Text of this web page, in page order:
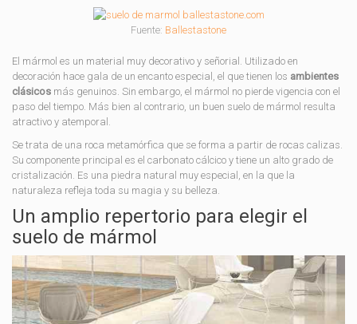
Fuente: Ballestastone
El mármol es un material muy decorativo y señorial. Utilizado en
decoración hace gala de un encanto especial, el que tienen los ambientes
clásicos más genuinos. Sin embargo, el mármol no pierde vigencia con el
paso del tiempo. Más bien al contrario, un buen suelo de mármol resulta
atractivo y atemporal.
Se trata de una roca metamórfica que se forma a partir de rocas calizas.
Su componente principal es el carbonato cálcico y tiene un alto grado de
cristalización. Es una piedra natural muy especial, en la que la
naturaleza refleja toda su magia y su belleza.
Un amplio repertorio para elegir el
suelo de mármol